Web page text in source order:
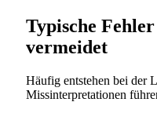
Typische
vermeidet
Häufig entstehen bei der
Missinterpretationen